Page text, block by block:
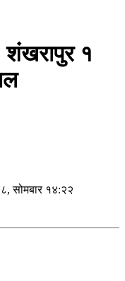
शंखरापुर १
सोमबार १४:२२